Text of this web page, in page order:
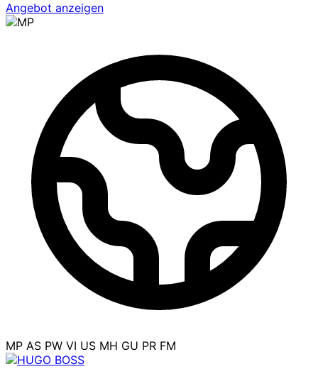
Angebot anzeigen
MP AS PW VI US MH GU PR FM